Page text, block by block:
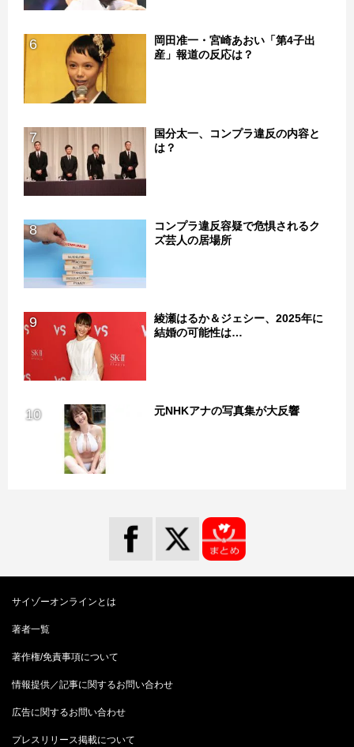
6
岡田准一・宮崎あおい「第4子出
産」報道の反応は？
7
国分太一、コンプラ違反の内容と
は？
8
コンプラ違反容疑で危惧されるク
ズ芸人の居場所
9
綾瀬はるか＆ジェシー、2025年に
結婚の可能性は…
10 元NHKアナの写真集が大反響
サイゾーオンラインとは
著者一覧
著作権/免責事項について
情報提供／記事に関するお問い合わせ
広告に関するお問い合わせ
プレスリリース掲載について